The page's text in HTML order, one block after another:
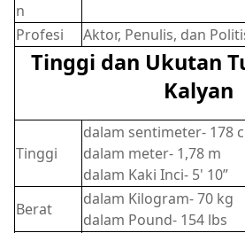
n
Profesi Aktor, Penulis, dan
Tinggi dan Ukutan
Kalyan
Tinggi
dalam sentimeter- 178
dalam meter- 1,78 m
dalam Kaki Inci- 5' 10”
Berat
dalam Kilogram- 70 kg
dalam Pound- 154 lbs